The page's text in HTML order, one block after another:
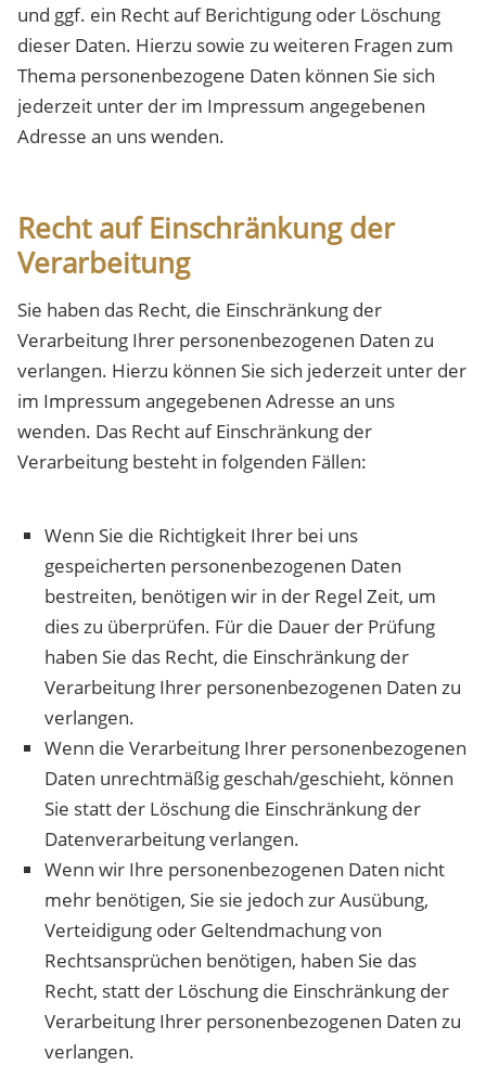
und ggf. ein Recht auf Berichtigung oder Löschung
dieser Daten. Hierzu sowie zu weiteren Fragen zum
Thema personenbezogene Daten können Sie sich
jederzeit unter der im Impressum angegebenen
Adresse an uns wenden.
Recht auf Einschränkung der
Verarbeitung
Sie haben das Recht, die Einschränkung der
Verarbeitung Ihrer personenbezogenen Daten zu
verlangen. Hierzu können Sie sich jederzeit unter der
im Impressum angegebenen Adresse an uns
wenden. Das Recht auf Einschränkung der
Verarbeitung besteht in folgenden Fällen:
Wenn Sie die Richtigkeit Ihrer bei uns
gespeicherten personenbezogenen Daten
bestreiten, benötigen wir in der Regel Zeit, um
dies zu überprüfen. Für die Dauer der Prüfung
haben Sie das Recht, die Einschränkung der
Verarbeitung Ihrer personenbezogenen Daten zu
verlangen.
Wenn die Verarbeitung Ihrer personenbezogenen
Daten unrechtmäßig geschah/geschieht, können
Sie statt der Löschung die Einschränkung der
Datenverarbeitung verlangen.
Wenn wir Ihre personenbezogenen Daten nicht
mehr benötigen, Sie sie jedoch zur Ausübung,
Verteidigung oder Geltendmachung von
Rechtsansprüchen benötigen, haben Sie das
Recht, statt der Löschung die Einschränkung der
Verarbeitung Ihrer personenbezogenen Daten zu
verlangen.